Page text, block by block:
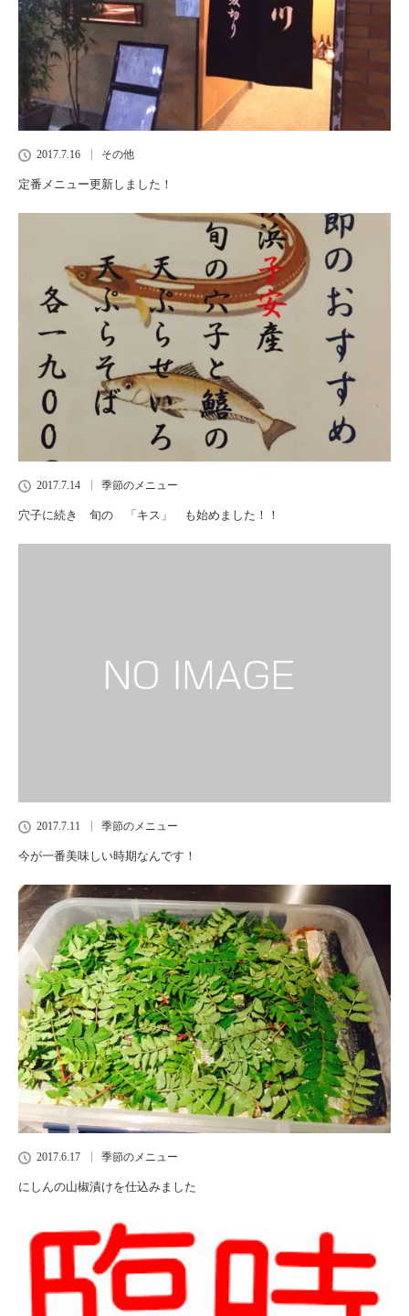
2017.7.16 その他
定番メニュー更新しました！
2017.7.14 季節のメニュー
穴子に続き 旬の 「キス」 も始めました！！
2017.7.11 季節のメニュー
今が一番美味しい時期なんです！
2017.6.17 季節のメニュー
にしんの山椒漬けを仕込みました